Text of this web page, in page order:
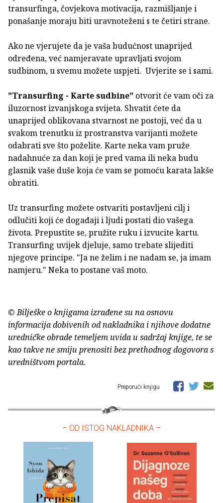
transurfinga, čovjekova motivacija, razmišljanje i
ponašanje moraju biti uravnoteženi s te četiri strane.
Ako ne vjerujete da je vaša budućnost unaprijed
određena, već namjeravate upravljati svojom
sudbinom, u svemu možete uspjeti. Uvjerite se i sami.
"Transurfing - Karte sudbine" otvorit će vam oči za
iluzornost izvanjskoga svijeta. Shvatit ćete da
unaprijed oblikovana stvarnost ne postoji, već da u
svakom trenutku iz prostranstva varijanti možete
odabrati sve što poželite. Karte neka vam pruže
nadahnuće za dan koji je pred vama ili neka budu
glasnik vaše duše koja će vam se pomoću karata lakše
obratiti.
Uz transurfing možete ostvariti postavljeni cilj i
odlučiti koji će događaji i ljudi postati dio vašega
života. Prepustite se, pružite ruku i izvucite kartu.
Transurfing uvijek djeluje, samo trebate slijediti
njegove principe. "Ja ne želim i ne nadam se, ja imam
namjeru." Neka to postane vaš moto.
© Bilješke o knjigama izrađene su na osnovu
informacija dobivenih od nakladnika i njihove dodatne
uredničke obrade temeljem uvida u sadržaj knjige, te se
kao takve ne smiju prenositi bez prethodnog dogovora s
uredništvom portala.
Preporuči knjigu
– OD ISTOG NAKLADNIKA –